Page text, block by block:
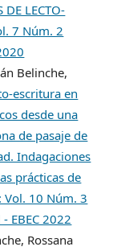
DE LECTO-
7 Núm. 2
Belinche,
escritura en
desde una
de pasaje de
Indagaciones
prácticas de
Vol. 10 Núm. 3
EBEC 2022
Rossana